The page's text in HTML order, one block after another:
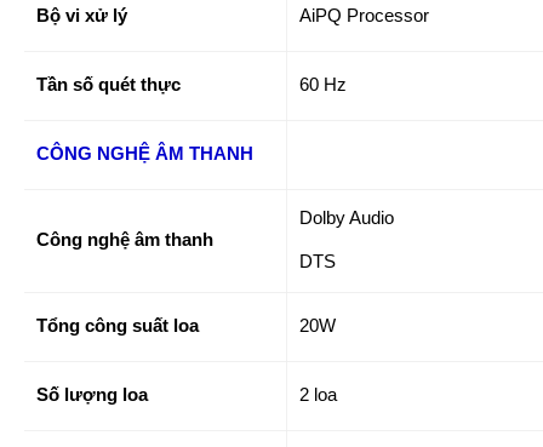
Bộ vi xử lý AiPQ Processor
Tần số quét thực 60 Hz
CÔNG NGHỆ ÂM THANH
Công nghệ âm thanh
Dolby Audio
DTS
Tổng công suất loa 20W
Số lượng loa 2 loa